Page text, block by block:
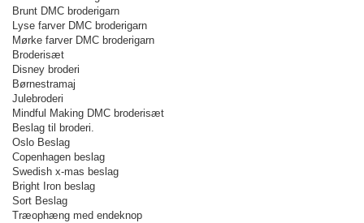
Brunt DMC broderigarn
Lyse farver DMC broderigarn
Mørke farver DMC broderigarn
Broderisæt
Disney broderi
Børnestramaj
Julebroderi
Mindful Making DMC broderisæt
Beslag til broderi.
Oslo Beslag
Copenhagen beslag
Swedish x-mas beslag
Bright Iron beslag
Sort Beslag
Træophæng med endeknop